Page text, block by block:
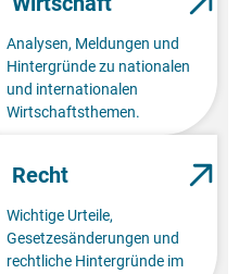
Analysen, Meldungen und
Hintergründe zu nationalen
und internationalen
Wirtschaftsthemen.
Recht
Wichtige Urteile,
Gesetzesänderungen und
rechtliche Hintergründe im